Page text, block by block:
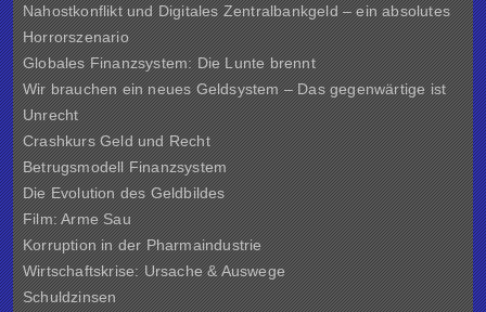
Nahostkonflikt und Digitales Zentralbankgeld – ein absolutes
Horrorszenario
Globales Finanzsystem: Die Lunte brennt
Wir brauchen ein neues Geldsystem – Das gegenwärtige ist
Unrecht
Crashkurs Geld und Recht
Betrugsmodell Finanzsystem
Die Evolution des Geldbildes
Film: Arme Sau
Korruption in der Pharmaindustrie
Wirtschaftskrise: Ursache & Auswege
Schuldzinsen